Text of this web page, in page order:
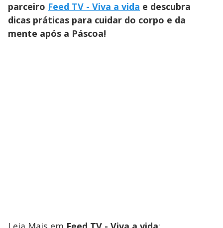
parceiro Feed TV - Viva a vida e descubra
dicas práticas para cuidar do corpo e da
mente após a Páscoa!